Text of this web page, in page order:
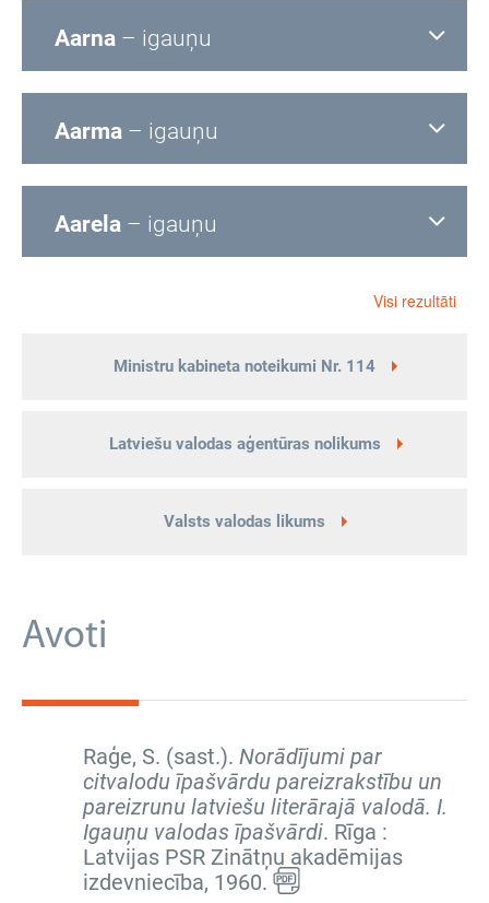
Aarna – igauņu
Aarma – igauņu
Aarela – igauņu
Visi rezultāti
Ministru kabineta noteikumi Nr. 114
Latviešu valodas aģentūras nolikums
Valsts valodas likums
Avoti
Raģe, S. (sast.). Norādījumi par
citvalodu īpašvārdu pareizrakstību un
pareizrunu latviešu literārajā valodā. I.
Igauņu valodas īpašvārdi. Rīga :
Latvijas PSR Zinātņu akadēmijas
izdevniecība, 1960.